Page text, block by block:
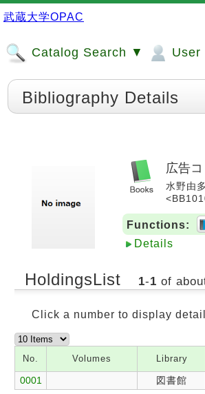
武蔵大学OPAC
Catalog Search ▼
Bibliography Details
広告
水野由
Functions:
Details
HoldingsList 1-1 of
Click a number to display
No. Volumes Library
0001 図書館